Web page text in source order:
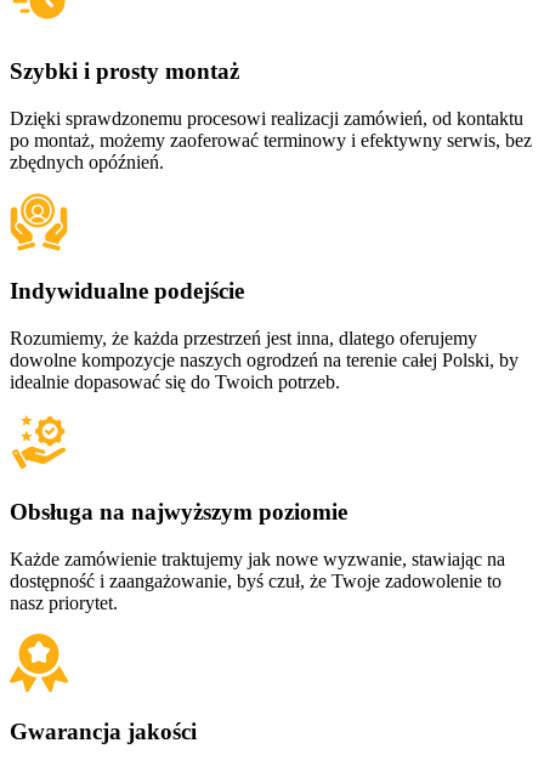
Szybki i prosty montaż
Dzięki sprawdzonemu procesowi realizacji zamówień, od kontaktu
po montaż, możemy zaoferować terminowy i efektywny serwis, bez
zbędnych opóźnień.
Indywidualne podejście
Rozumiemy, że każda przestrzeń jest inna, dlatego oferujemy
dowolne kompozycje naszych ogrodzeń na terenie całej Polski, by
idealnie dopasować się do Twoich potrzeb.
Obsługa na najwyższym poziomie
Każde zamówienie traktujemy jak nowe wyzwanie, stawiając na
dostępność i zaangażowanie, byś czuł, że Twoje zadowolenie to
nasz priorytet.
Gwarancja jakości